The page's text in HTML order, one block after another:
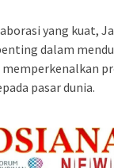
yang kuat,
dalam
pasar dunia.